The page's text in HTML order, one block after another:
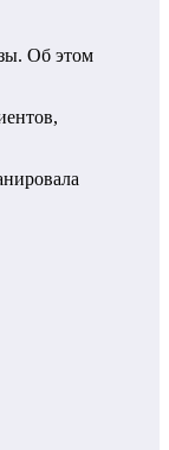
Об этом